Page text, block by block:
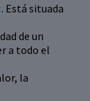
. Está situada
de un
a todo el
la